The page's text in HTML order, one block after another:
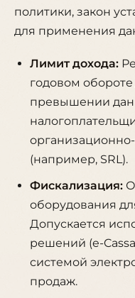
политики, закон
для применения
Лимит дохода:
годовом
превышении
(например, SRL).
Фискализация:
оборудования
Допускается
решений (e-
системой
продаж.